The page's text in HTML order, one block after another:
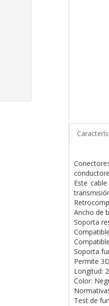
Este
Ancho de
Soporta
Soporta
Permite
Longitud:
Color:
Test de